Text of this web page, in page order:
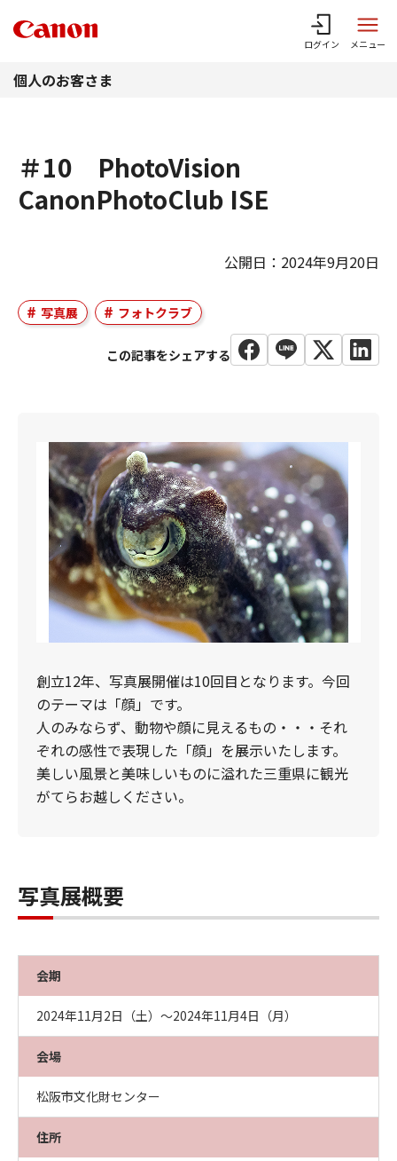
ログイン メニュー
個人のお客さま
＃10 PhotoVision
CanonPhotoClub ISE
公開日：2024年9月20日
写真展 フォトクラブ
創立12年、写真展開催は10回目となります。今回
のテーマは「顔」です。
人のみならず、動物や顔に見えるもの・・・それ
ぞれの感性で表現した「顔」を展示いたします。
美しい風景と美味しいものに溢れた三重県に観光
がてらお越しください。
写真展概要
会期
2024年11月2日（土）～2024年11月4日（月）
会場
松阪市文化財センター
住所